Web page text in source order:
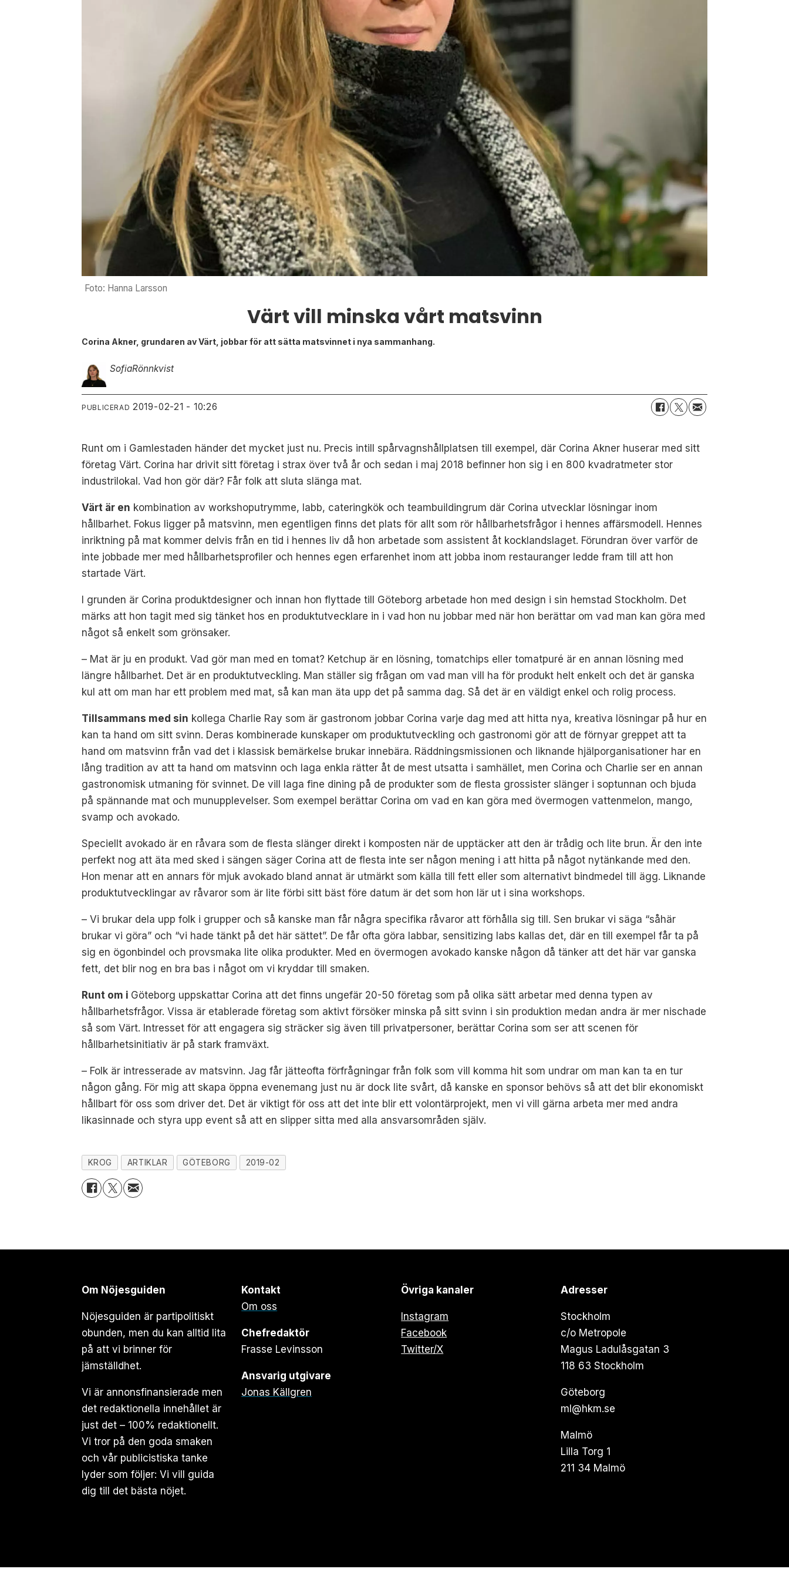
Foto: Hanna Larsson
Värt vill minska vårt matsvinn
Corina Akner, grundaren av Värt, jobbar för att sätta matsvinnet i nya sammanhang.
SofiaRönnkvist
PUBLICERAD 2019-02-21 - 10:26
Runt om i Gamlestaden händer det mycket just nu. Precis intill spårvagnshållplatsen till exempel, där Corina Akner huserar med sitt
företag Värt. Corina har drivit sitt företag i strax över två år och sedan i maj 2018 befinner hon sig i en 800 kvadratmeter stor
industrilokal. Vad hon gör där? Får folk att sluta slänga mat.
Värt är en kombination av workshoputrymme, labb, cateringkök och teambuildingrum där Corina utvecklar lösningar inom
hållbarhet. Fokus ligger på matsvinn, men egentligen finns det plats för allt som rör hållbarhetsfrågor i hennes affärsmodell. Hennes
inriktning på mat kommer delvis från en tid i hennes liv då hon arbetade som assistent åt kocklandslaget. Förundran över varför de
inte jobbade mer med hållbarhetsprofiler och hennes egen erfarenhet inom att jobba inom restauranger ledde fram till att hon
startade Värt.
I grunden är Corina produktdesigner och innan hon flyttade till Göteborg arbetade hon med design i sin hemstad Stockholm. Det
märks att hon tagit med sig tänket hos en produktutvecklare in i vad hon nu jobbar med när hon berättar om vad man kan göra med
något så enkelt som grönsaker.
– Mat är ju en produkt. Vad gör man med en tomat? Ketchup är en lösning, tomatchips eller tomatpuré är en annan lösning med
längre hållbarhet. Det är en produktutveckling. Man ställer sig frågan om vad man vill ha för produkt helt enkelt och det är ganska
kul att om man har ett problem med mat, så kan man äta upp det på samma dag. Så det är en väldigt enkel och rolig process.
Tillsammans med sin kollega Charlie Ray som är gastronom jobbar Corina varje dag med att hitta nya, kreativa lösningar på hur en
kan ta hand om sitt svinn. Deras kombinerade kunskaper om produktutveckling och gastronomi gör att de förnyar greppet att ta
hand om matsvinn från vad det i klassisk bemärkelse brukar innebära. Räddningsmissionen och liknande hjälporganisationer har en
lång tradition av att ta hand om matsvinn och laga enkla rätter åt de mest utsatta i samhället, men Corina och Charlie ser en annan
gastronomisk utmaning för svinnet. De vill laga fine dining på de produkter som de flesta grossister slänger i soptunnan och bjuda
på spännande mat och munupplevelser. Som exempel berättar Corina om vad en kan göra med övermogen vattenmelon, mango,
svamp och avokado.
Speciellt avokado är en råvara som de flesta slänger direkt i komposten när de upptäcker att den är trådig och lite brun. Är den inte
perfekt nog att äta med sked i sängen säger Corina att de flesta inte ser någon mening i att hitta på något nytänkande med den.
Hon menar att en annars för mjuk avokado bland annat är utmärkt som källa till fett eller som alternativt bindmedel till ägg. Liknande
produktutvecklingar av råvaror som är lite förbi sitt bäst före datum är det som hon lär ut i sina workshops.
– Vi brukar dela upp folk i grupper och så kanske man får några specifika råvaror att förhålla sig till. Sen brukar vi säga “såhär
brukar vi göra” och “vi hade tänkt på det här sättet”. De får ofta göra labbar, sensitizing labs kallas det, där en till exempel får ta på
sig en ögonbindel och provsmaka lite olika produkter. Med en övermogen avokado kanske någon då tänker att det här var ganska
fett, det blir nog en bra bas i något om vi kryddar till smaken.
Runt om i Göteborg uppskattar Corina att det finns ungefär 20-50 företag som på olika sätt arbetar med denna typen av
hållbarhetsfrågor. Vissa är etablerade företag som aktivt försöker minska på sitt svinn i sin produktion medan andra är mer nischade
så som Värt. Intresset för att engagera sig sträcker sig även till privatpersoner, berättar Corina som ser att scenen för
hållbarhetsinitiativ är på stark framväxt.
– Folk är intresserade av matsvinn. Jag får jätteofta förfrågningar från folk som vill komma hit som undrar om man kan ta en tur
någon gång. För mig att skapa öppna evenemang just nu är dock lite svårt, då kanske en sponsor behövs så att det blir ekonomiskt
hållbart för oss som driver det. Det är viktigt för oss att det inte blir ett volontärprojekt, men vi vill gärna arbeta mer med andra
likasinnade och styra upp event så att en slipper sitta med alla ansvarsområden själv.
KROG ARTIKLAR GÖTEBORG 2019-02
Om Nöjesguiden
Nöjesguiden är partipolitiskt
obunden, men du kan alltid lita
på att vi brinner för
jämställdhet.
Vi är annonsfinansierade men
det redaktionella innehållet är
just det – 100% redaktionellt.
Vi tror på den goda smaken
och vår publicistiska tanke
lyder som följer: Vi vill guida
dig till det bästa nöjet.
Kontakt
Om oss
Chefredaktör
Frasse Levinsson
Ansvarig utgivare
Jonas Källgren
Övriga kanaler
Instagram
Facebook
Twitter/X
Adresser
Stockholm
c/o Metropole
Magus Ladulåsgatan 3
118 63 Stockholm
Göteborg
ml@hkm.se
Malmö
Lilla Torg 1
211 34 Malmö